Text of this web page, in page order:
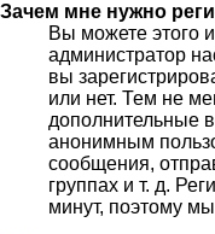
Зачем мне нужно
Вы можете этого
администратор
вы
или нет. Тем не
дополнительные
анонимным
сообщения,
группах и т. д.
минут, поэтому